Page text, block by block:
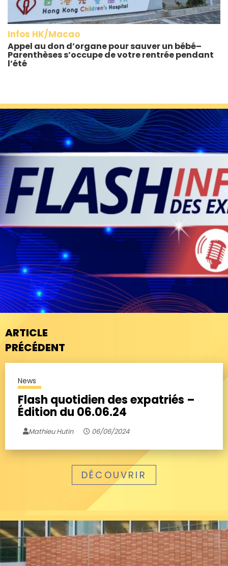
Infos HK/Macao
Appel au don d’organe pour sauver un bébé–
Parenthèses s’occupe de votre rentrée pendant
l’été
ARTICLE
PRÉCÉDENT
News
Flash quotidien des expatriés –
Édition du 06.06.24
Mathieu Hutin 06/06/2024
DÉCOUVRIR